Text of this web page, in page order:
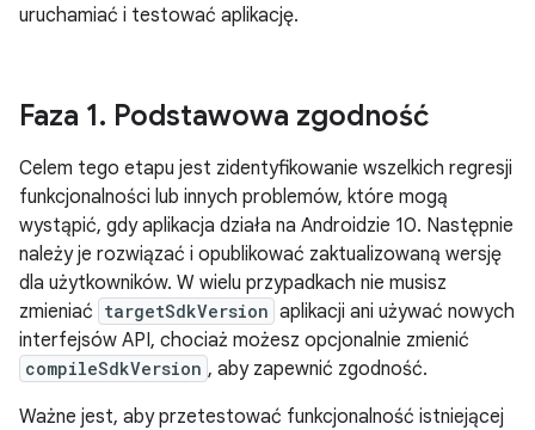
uruchamiać i testować aplikację.
Faza 1. Podstawowa zgodność
Celem tego etapu jest zidentyfikowanie wszelkich regresji
funkcjonalności lub innych problemów, które mogą
wystąpić, gdy aplikacja działa na Androidzie 10. Następnie
należy je rozwiązać i opublikować zaktualizowaną wersję
dla użytkowników. W wielu przypadkach nie musisz
zmieniać targetSdkVersion aplikacji ani używać nowych
interfejsów API, chociaż możesz opcjonalnie zmienić
compileSdkVersion , aby zapewnić zgodność.
Ważne jest, aby przetestować funkcjonalność istniejącej